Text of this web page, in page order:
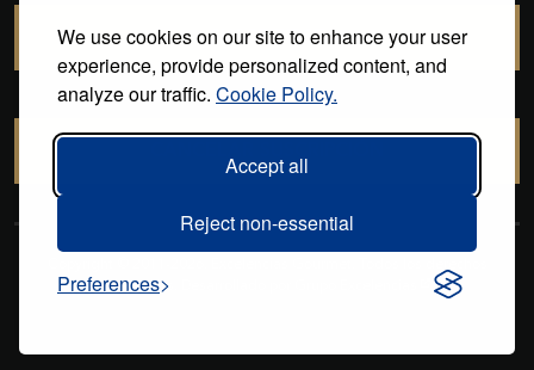
We use cookies on our site to enhance your user
experience, provide personalized content, and
analyze our traffic. Cookie Policy.
Accept all
Reject non-essential
Preferences
SUSCRIBIRSE
reservados. Desarrollado por
.